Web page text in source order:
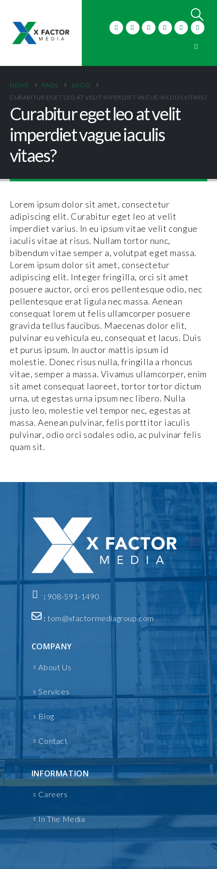
HOME FAQS
LOGO
CURABITUR EGET LEO AT VELIT IMPERDIET VAGUE IACULIS VITAES?
Curabitur eget leo at velit
imperdiet vague iaculis
vitaes?
Lorem ipsum dolor sit amet, consectetur
adipiscing elit. Curabitur eget leo at velit
imperdiet varius. In eu ipsum vitae velit congue
iaculis vitae at risus. Nullam tortor nunc,
bibendum vitae semper a, volutpat eget massa.
Lorem ipsum dolor sit amet, consectetur
adipiscing elit. Integer fringilla, orci sit amet
posuere auctor, orci eros pellentesque odio, nec
pellentesque erat ligula nec massa. Aenean
consequat lorem ut felis ullamcorper posuere
gravida tellus faucibus. Maecenas dolor elit,
pulvinar eu vehicula eu, consequat et lacus. Duis
et purus ipsum. In auctor mattis ipsum id
molestie. Donec risus nulla, fringilla a rhoncus
vitae, semper a massa. Vivamus ullamcorper, enim
sit amet consequat laoreet, tortor tortor dictum
urna, ut egestas urna ipsum nec libero. Nulla
justo leo, molestie vel tempor nec, egestas at
massa. Aenean pulvinar, felis porttitor iaculis
pulvinar, odio orci sodales odio, ac pulvinar felis
quam sit.
: 908-591-1490
: tom@xfactormediagroup.com
COMPANY
About Us
Services
Blog
Contact
INFORMATION
Careers
In The Media